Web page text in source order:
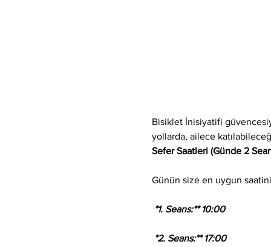
Bisiklet İnisiyatifi
yollarda, ailece
Sefer Saatleri (Günde 2
Günün size en uygun
*1. Seans:** 10:00
*2. Seans:** 17:00